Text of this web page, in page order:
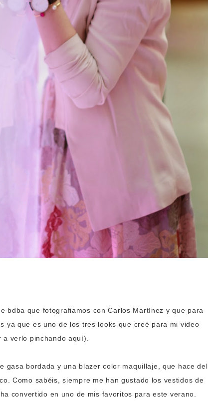
bdba que fotografiamos con Carlos Martínez y que para
ya que es uno de los tres looks que creé para mi video
a verlo pinchando aquí).
gasa bordada y una blazer color maquillaje, que hace del
Como sabéis, siempre me han gustado los vestidos de
convertido en uno de mis favoritos para este verano.